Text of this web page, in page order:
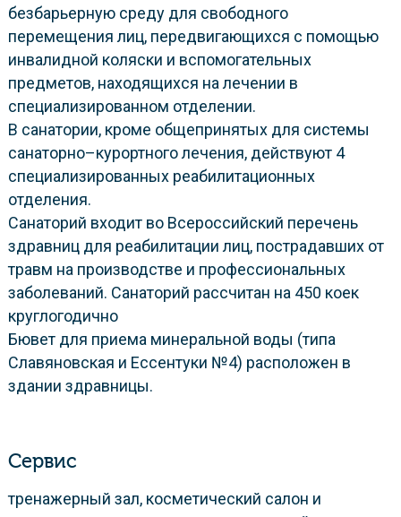
безбарьерную среду для свободного
перемещения лиц, передвигающихся с помощью
инвалидной коляски и вспомогательных
предметов, находящихся на лечении в
специализированном отделении.
В санатории, кроме общепринятых для системы
санаторно–курортного лечения, действуют 4
специализированных реабилитационных
отделения.
Санаторий входит во Всероссийский перечень
здравниц для реабилитации лиц, пострадавших от
травм на производстве и профессиональных
заболеваний. Санаторий рассчитан на 450 коек
круглогодично
Бювет для приема минеральной воды (типа
Славяновская и Ессентуки №4) расположен в
здании здравницы.
Сервис
тренажерный зал, косметический салон и